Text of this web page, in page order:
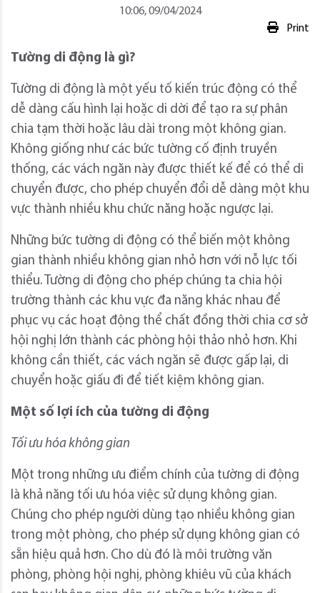
10:06, 09/04/2024
Print
Tường di động là gì?
Tường di động là một yếu tố kiến trúc động có thể
dễ dàng cấu hình lại hoặc di dời để tạo ra sự phân
chia tạm thời hoặc lâu dài trong một không gian.
Không giống như các bức tường cố định truyền
thống, các vách ngăn này được thiết kế để có thể di
chuyển được, cho phép chuyển đổi dễ dàng một khu
vực thành nhiều khu chức năng hoặc ngược lại.
Những bức tường di động có thể biến một không
gian thành nhiều không gian nhỏ hơn với nỗ lực tối
thiểu. Tường di động cho phép chúng ta chia hội
trường thành các khu vực đa năng khác nhau để
phục vụ các hoạt động thể chất đồng thời chia cơ sở
hội nghị lớn thành các phòng hội thảo nhỏ hơn. Khi
không cần thiết, các vách ngăn sẽ được gấp lại, di
chuyển hoặc giấu đi để tiết kiệm không gian.
Một số lợi ích của tường di động
Tối ưu hóa không gian
Một trong những ưu điểm chính của tường di động
là khả năng tối ưu hóa việc sử dụng không gian.
Chúng cho phép người dùng tạo nhiều không gian
trong một phòng, cho phép sử dụng không gian có
sẵn hiệu quả hơn. Cho dù đó là môi trường văn
phòng, phòng hội nghị, phòng khiêu vũ của khách